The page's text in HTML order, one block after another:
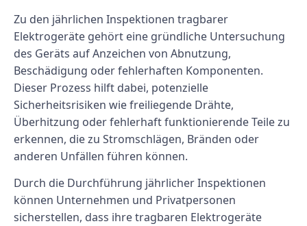
Zu den jährlichen Inspektionen tragbarer
Elektrogeräte gehört eine gründliche Untersuchung
des Geräts auf Anzeichen von Abnutzung,
Beschädigung oder fehlerhaften Komponenten.
Dieser Prozess hilft dabei, potenzielle
Sicherheitsrisiken wie freiliegende Drähte,
Überhitzung oder fehlerhaft funktionierende Teile zu
erkennen, die zu Stromschlägen, Bränden oder
anderen Unfällen führen können.
Durch die Durchführung jährlicher Inspektionen
können Unternehmen und Privatpersonen
sicherstellen, dass ihre tragbaren Elektrogeräte